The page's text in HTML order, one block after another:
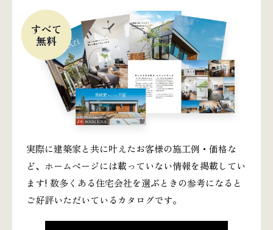
実際に建築家と共に叶えたお客様の施工例・価格な
ど、ホームページには載っていない情報を掲載してい
ます! 数多くある住宅会社を選ぶときの参考になると
ご好評いただいているカタログです。